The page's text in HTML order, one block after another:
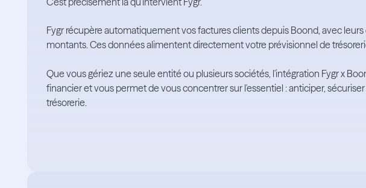
Fygr récupère automatiquement vos factures clients depuis Boond, avec
montants. Ces données alimentent directement votre prévisionnel de
Que vous gériez une seule entité ou plusieurs sociétés, l'intégration Fygr x
financier et vous permet de vous concentrer sur l'essentiel : anticiper,
trésorerie.